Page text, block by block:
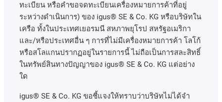
ทะเบียน หรือคำขอจดทะเบียนเครื่องหมายการค้าที่อยู่
ระหว่างดำเนินการ) ของ igus® SE & Co. KG หรือบริษัทใน
เครือ ทั้งในประเทศเยอรมนี สหภาพยุโรป สหรัฐอเมริกา
และ/หรือประเทศอื่น ๆ การที่ไม่มีเครื่องหมายการค้า โลโก้
หรือสโลแกนปรากฏอยู่ในรายการนี้ ไม่ถือเป็นการสละสิทธิ์
ในทรัพย์สินทางปัญญาของ igus® SE & Co. KG แต่อย่าง
ใด
igus® SE & Co. KG ขอชี้แจงให้ทราบว่าบริษัทไม่ได้จํา